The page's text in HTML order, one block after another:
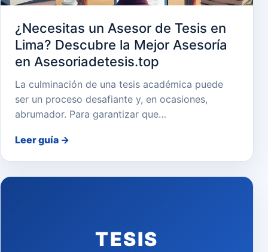
¿Necesitas un Asesor de Tesis en
Lima? Descubre la Mejor Asesoría
en Asesoriadetesis.top
La culminación de una tesis académica puede
ser un proceso desafiante y, en ocasiones,
abrumador. Para garantizar que…
Leer guía →
TESIS